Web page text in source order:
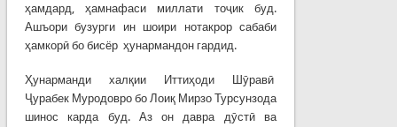
ҳамдард, ҳамнафаси миллати тоҷик буд.
Ашъори бузурги ин шоири нотакрор сабаби
ҳамкорӣ бо бисёр ҳунармандон гардид.
Ҳунарманди халқии Иттиҳоди Шӯравӣ
Ҷурабек Муродовро бо Лоиқ Мирзо Турсунзода
шинос карда буд. Аз он давра дӯстӣ ва